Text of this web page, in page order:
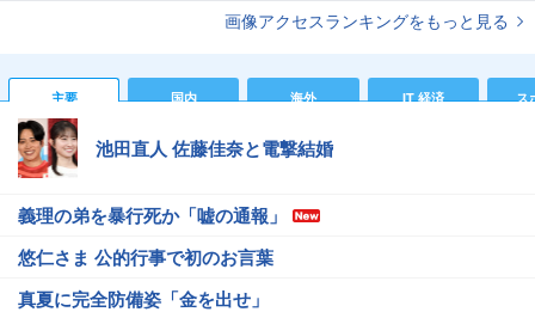
画像アクセスランキングをもっと見る
主要 国内 海外 IT 経済 ス
池田直人 佐藤佳奈と電撃結婚
義理の弟を暴行死か「嘘の通報」
悠仁さま 公的行事で初のお言葉
真夏に完全防備姿「金を出せ」